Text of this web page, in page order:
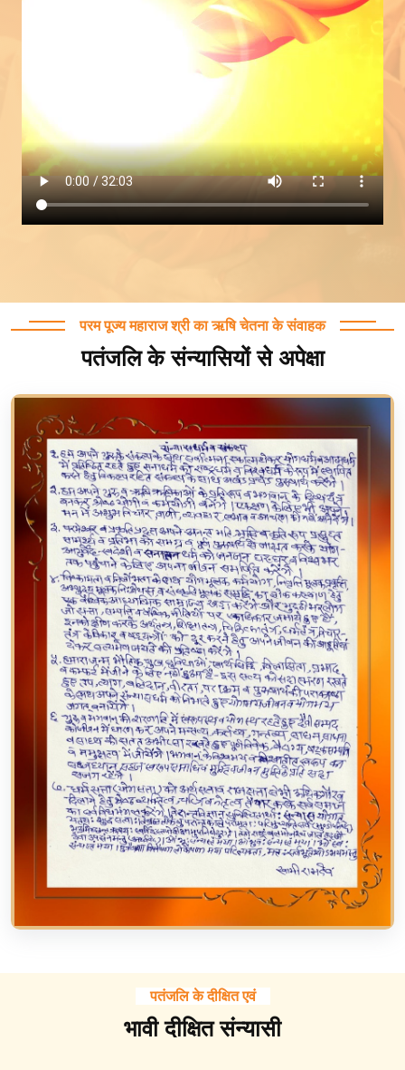
परम पूज्य महाराज श्री का ऋषि चेतना के संवाहक
पतंजलि के संन्यासियों से अपेक्षा
पतंजलि के दीक्षित एवं
भावी दीक्षित संन्यासी